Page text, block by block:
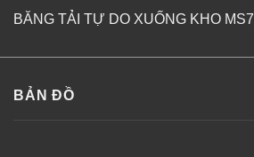
BĂNG TẢI TỰ DO XUỐNG KHO MS7
BẢN ĐỒ